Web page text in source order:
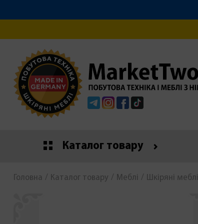
TelegramInstagramFacebook
Каталог товару
Головна Каталог товару Меблі Шкіряні меблі